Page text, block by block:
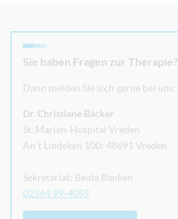
Sie haben Fragen zur Therapie?
Dann melden Sie sich gerne bei uns:
Dr. Christiane Bäcker
St. Marien-Hospital Vreden
An`t Lindeken 100; 48691 Vreden
Sekretariat: Beate Banken
02564 99-4059